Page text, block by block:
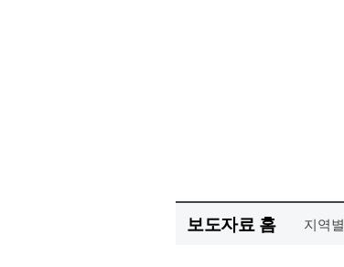
보도자료 홈 지역별